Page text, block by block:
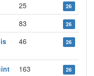
25 26
83 26
46 26
163 26